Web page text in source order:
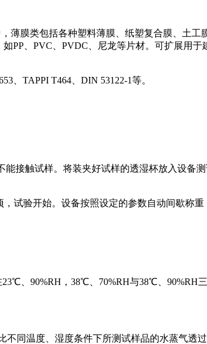
薄膜类包括各种塑料薄膜、纸塑复合膜、土工
PP、PVC、PVDC、尼龙等片材。可扩展用于
、TAPPI T464、DIN 53122-1等。
接触试样。将装夹好试样的透湿杯放入设备测
试验开始。设备按照设定的参数自动间歇称
、90%RH，38℃、70%RH与38℃、90%RH
同温度、湿度条件下所测试样品的水蒸气透过